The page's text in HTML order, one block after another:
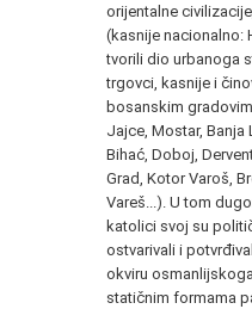
orijentalne
(kasnije nacionalno:
tvorili dio urbanoga
trgovci, kasnije i
bosanskim
Jajce, Mostar, Banja
Bihać, Doboj,
Grad, Kotor Varoš,
Vareš...). U tom
katolici svoj su
ostvarivali i
okviru
statičnim formama